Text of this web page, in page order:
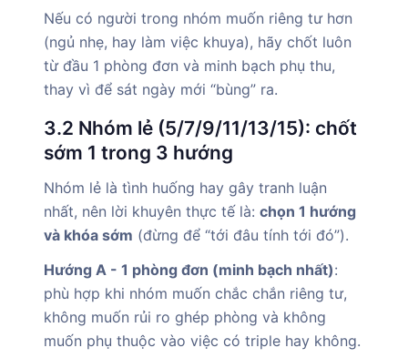
Nếu có người trong nhóm muốn riêng tư hơn
(ngủ nhẹ, hay làm việc khuya), hãy chốt luôn
từ đầu 1 phòng đơn và minh bạch phụ thu,
thay vì để sát ngày mới “bùng” ra.
3.2 Nhóm lẻ (5/7/9/11/13/15): chốt
sớm 1 trong 3 hướng
Nhóm lẻ là tình huống hay gây tranh luận
nhất, nên lời khuyên thực tế là: chọn 1 hướng
và khóa sớm (đừng để “tới đâu tính tới đó”).
Hướng A - 1 phòng đơn (minh bạch nhất):
phù hợp khi nhóm muốn chắc chắn riêng tư,
không muốn rủi ro ghép phòng và không
muốn phụ thuộc vào việc có triple hay không.